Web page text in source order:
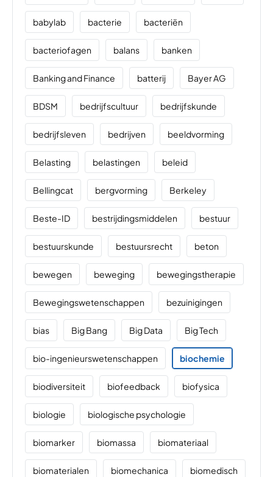
babylab bacterie bacteriën
bacteriofagen balans banken
Banking and Finance batterij Bayer AG
BDSM bedrijfscultuur bedrijfskunde
bedrijfsleven bedrijven beeldvorming
Belasting belastingen beleid
Bellingcat bergvorming Berkeley
Beste-ID bestrijdingsmiddelen bestuur
bestuurskunde bestuursrecht beton
bewegen beweging bewegingstherapie
Bewegingswetenschappen bezuinigingen
bias Big Bang Big Data Big Tech
bio-ingenieurswetenschappen biochemie
biodiversiteit biofeedback biofysica
biologie biologische psychologie
biomarker biomassa biomateriaal
biomaterialen biomechanica biomedisch